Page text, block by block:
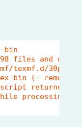
bin
files and
texmf.d/
bin (--remove):
script returned
processing: